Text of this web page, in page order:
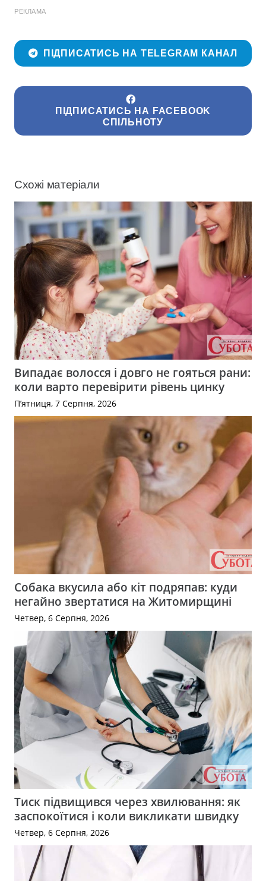
РЕКЛАМА
ПІДПИСАТИСЬ НА TELEGRAM КАНАЛ
ПІДПИСАТИСЬ НА FACEBOOK
СПІЛЬНОТУ
Схожі матеріали
Випадає волосся і довго не гояться рани:
коли варто перевірити рівень цинку
П’ятниця, 7 Серпня, 2026
Собака вкусила або кіт подряпав: куди
негайно звертатися на Житомирщині
Четвер, 6 Серпня, 2026
Тиск підвищився через хвилювання: як
заспокоїтися і коли викликати швидку
Четвер, 6 Серпня, 2026